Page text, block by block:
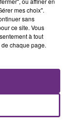
mes choix".
sans
ce site. Vous
à tout
chaque page.